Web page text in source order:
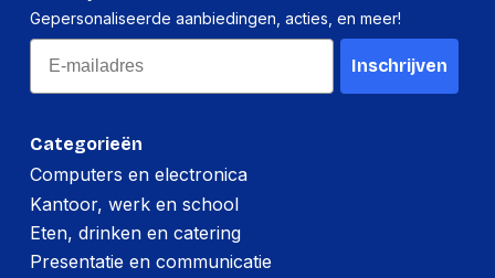
Categorieën
Computers en electronica
Kantoor, werk en school
Eten, drinken en catering
Presentatie en communicatie
Gepersonaliseerde aanbiedingen, acties, en meer!
Email
Inschrijven